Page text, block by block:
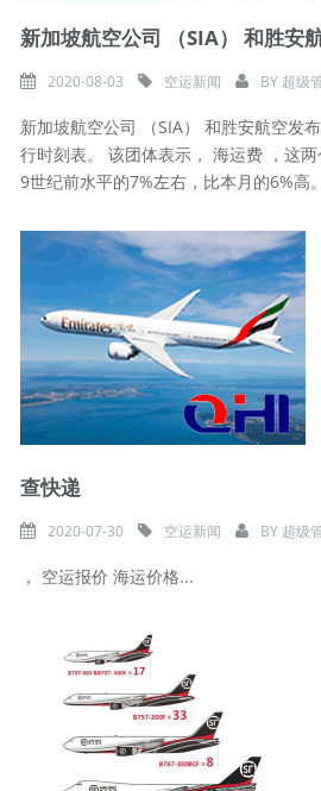
2020-08-03 空运新闻 BY 超级
新加坡航空公司 （SIA） 和胜安航空发
行时刻表。 该团体表示， 海运费 ，这
9世纪前水平的7%左右，比本月的6%高
查快递
2020-07-30 空运新闻 BY 超级
， 空运报价 海运价格...